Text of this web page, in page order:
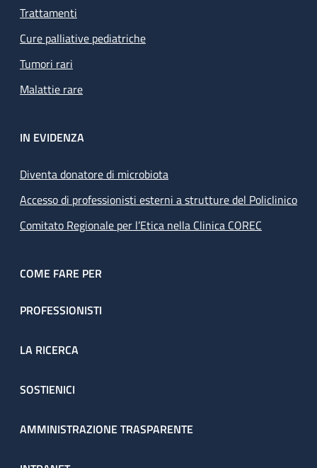
Trattamenti
Cure palliative pediatriche
Tumori rari
Malattie rare
IN EVIDENZA
Diventa donatore di microbiota
Accesso di professionisti esterni a strutture del Policlinico
Comitato Regionale per l’Etica nella Clinica COREC
COME FARE PER
PROFESSIONISTI
LA RICERCA
SOSTIENICI
AMMINISTRAZIONE TRASPARENTE